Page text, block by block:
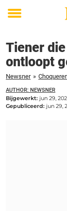
Toggle
Tiener
ontloopt
Newsner »
AUTHOR: NEWSNER
Bijgewerkt: jun 29,
Gepubliceerd: jun 29,